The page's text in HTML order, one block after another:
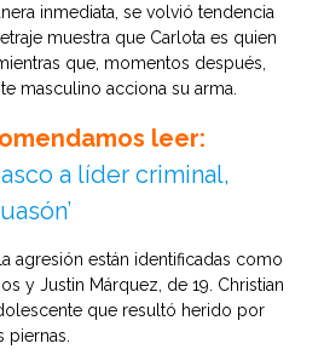
inmediata, se volvió tendencia
muestra que Carlota es quien
que, momentos después,
masculino acciona su arma.
leer:
a líder criminal,
agresión están identificadas como
y Justin Márquez, de 19. Christian
que resultó herido por
piernas.